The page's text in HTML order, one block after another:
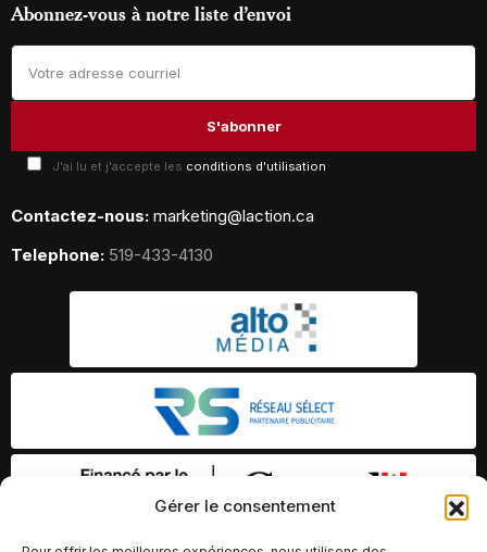
Gérer le consentement
Abonnez-vous à notre liste d’envoi
J'ai lu et j'accepte les conditions d'utilisation
Contactez-nous: marketing@laction.ca
Telephone: 519-433-4130